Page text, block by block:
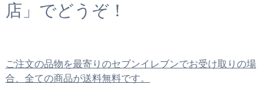
店」でどうぞ！
ご注文の品物を最寄りのセブンイレブンでお受け取りの場
合、全ての商品が送料無料です。